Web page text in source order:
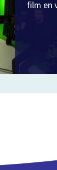
film en